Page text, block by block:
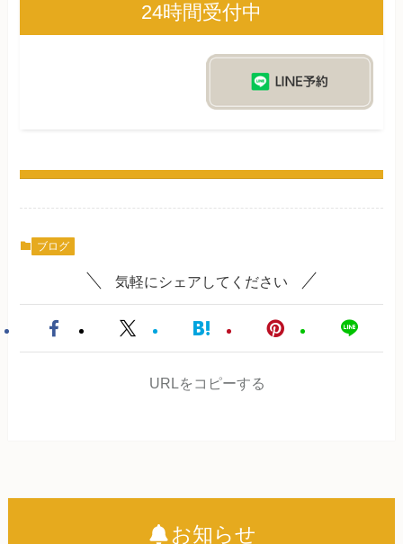
24時間受付中
ブログ
気軽にシェアしてください
URLをコピーする
お知らせ